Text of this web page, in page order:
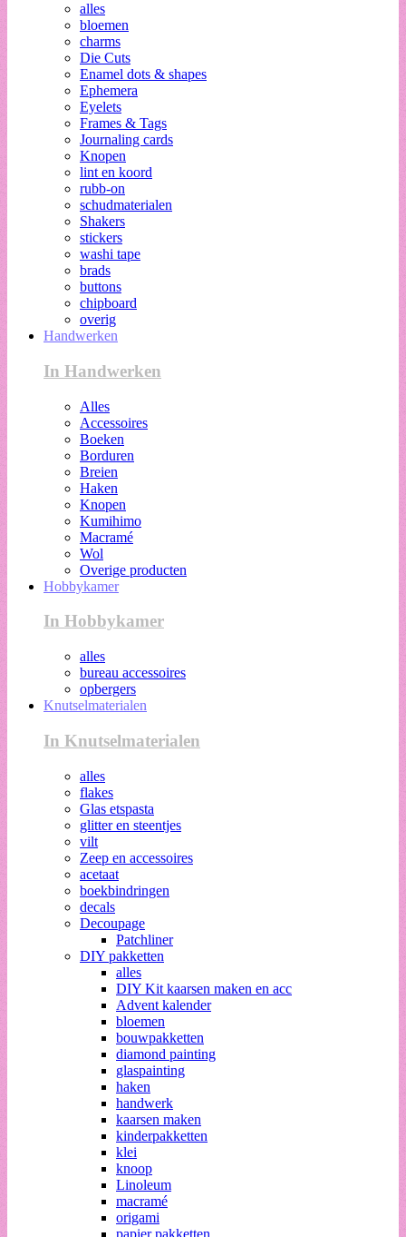
alles
bloemen
charms
Die Cuts
Enamel dots & shapes
Ephemera
Eyelets
Frames & Tags
Journaling cards
Knopen
lint en koord
rubb-on
schudmaterialen
Shakers
stickers
washi tape
brads
buttons
chipboard
overig
Handwerken
In Handwerken
Alles
Accessoires
Boeken
Borduren
Breien
Haken
Knopen
Kumihimo
Macramé
Wol
Overige producten
Hobbykamer
In Hobbykamer
alles
bureau accessoires
opbergers
Knutselmaterialen
In Knutselmaterialen
alles
flakes
Glas etspasta
glitter en steentjes
vilt
Zeep en accessoires
acetaat
boekbindringen
decals
Decoupage
Patchliner
DIY pakketten
alles
DIY Kit kaarsen maken en acc
Advent kalender
bloemen
bouwpakketten
diamond painting
glaspainting
haken
handwerk
kaarsen maken
kinderpakketten
klei
knoop
Linoleum
macramé
origami
papier pakketten